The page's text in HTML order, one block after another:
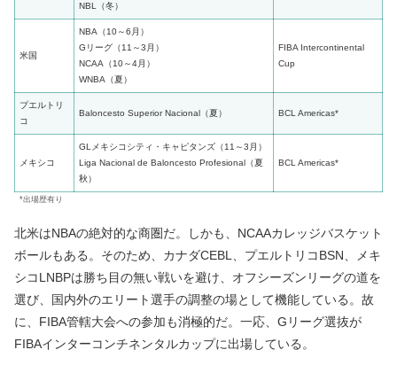
NBL（冬）
米国
NBA（10～6月）
Gリーグ（11～3月）
NCAA（10～4月）
WNBA（夏）
FIBA Intercontinental
Cup
プエルトリ
コ
Baloncesto Superior Nacional（夏） BCL Americas*
メキシコ
GLメキシコシティ・キャピタンズ（11～3月）
Liga Nacional de Baloncesto Profesional（夏
秋）
BCL Americas*
*出場歴有り
北米はNBAの絶対的な商圏だ。しかも、NCAAカレッジバスケット
ボールもある。そのため、カナダCEBL、プエルトリコBSN、メキ
シコLNBPは勝ち目の無い戦いを避け、オフシーズンリーグの道を
選び、国内外のエリート選手の調整の場として機能している。故
に、FIBA管轄大会への参加も消極的だ。一応、Gリーグ選抜が
FIBAインターコンチネンタルカップに出場している。